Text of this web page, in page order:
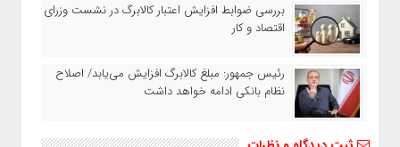
بررسی ضوابط افزایش اعتبار کالابرگ در نشست وزرای
اقتصاد و کار
رئیس‌ جمهور: مبلغ کالابرگ افزایش می‌یابد/ اصلاح
نظام بانکی ادامه خواهد داشت